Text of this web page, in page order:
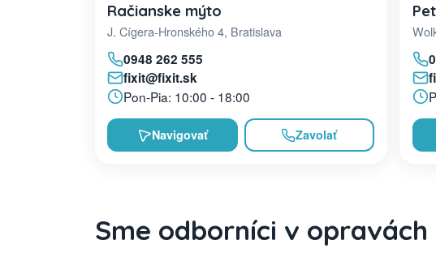
Račianske mýto
J. Cígera-Hronského 4, Bratislava
0948 262 555
fixit@fixit.sk
Pon-Pia: 10:00 - 18:00
Navigovať Zavolať
Sme odborníci v opravách